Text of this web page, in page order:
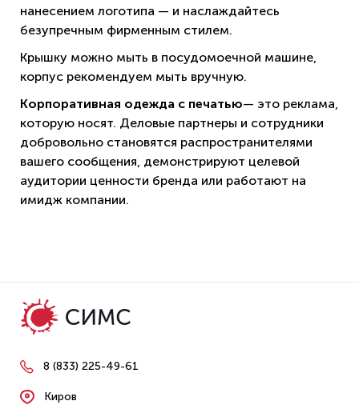
нанесением логотипа — и наслаждайтесь
безупречным фирменным стилем.
Крышку можно мыть в посудомоечной машине,
корпус рекомендуем мыть вручную.
Корпоративная одежда с печатью— это реклама,
которую носят. Деловые партнеры и сотрудники
добровольно становятся распространителями
вашего сообщения, демонстрируют целевой
аудитории ценности бренда или работают на
имидж компании.
8 (833) 225-49-61
Киров